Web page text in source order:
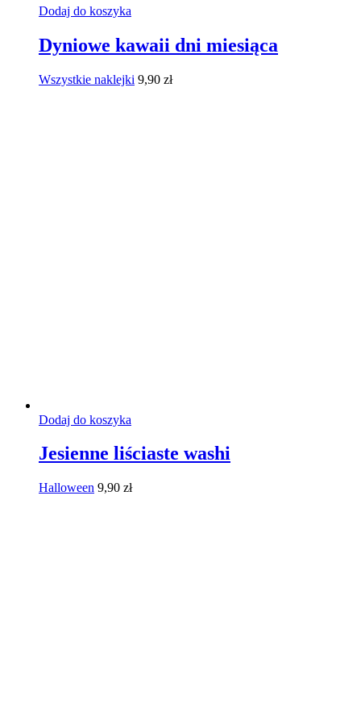
Dodaj do koszyka
Dyniowe kawaii dni miesiąca
Wszystkie naklejki 9,90 zł
Dodaj do koszyka
Jesienne liściaste washi
Halloween 9,90 zł